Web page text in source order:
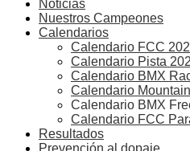
Noticias
Nuestros Campeones
Calendarios
Calendario FCC
Calendario Pista
Calendario BMX
Calendario
Calendario BMX
Calendario FCC
Resultados
Prevención al dopaje